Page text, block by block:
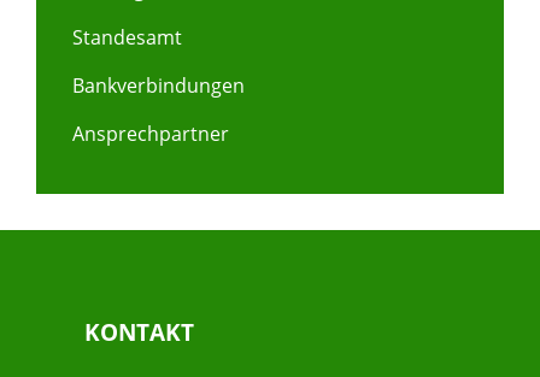
Standesamt
Bankverbindungen
Ansprechpartner
KONTAKT